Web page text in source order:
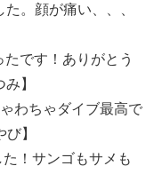
。顔が痛い、、、
です！ありがとう
】
わちゃダイブ最高で
】
！サンゴもサメも